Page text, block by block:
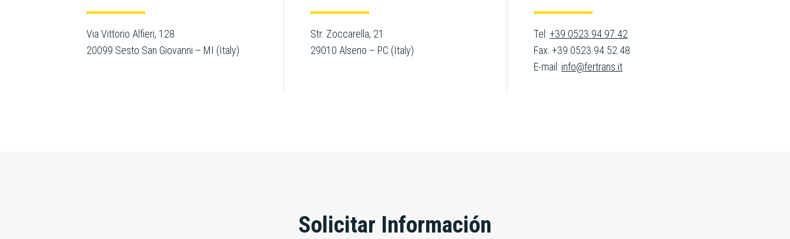
Via Vittorio Alfieri, 128
20099 Sesto San Giovanni – MI (Italy)
Str. Zoccarella, 21
29010 Alseno – PC (Italy)
Tel: +39 0523.94.97.42
Fax: +39 0523.94.52.48
E-mail: info@fertrans.it
Solicitar Información